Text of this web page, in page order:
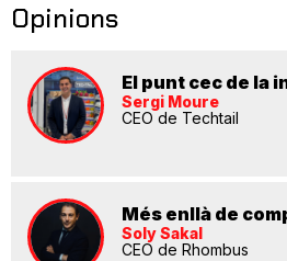
Opinions
El punt cec de la
Sergi Moure
CEO de Techtail
Més enllà de
Soly Sakal
CEO de Rhombus